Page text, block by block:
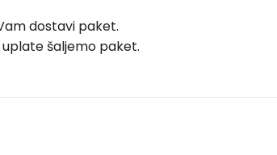
dostavi paket.
šaljemo paket.